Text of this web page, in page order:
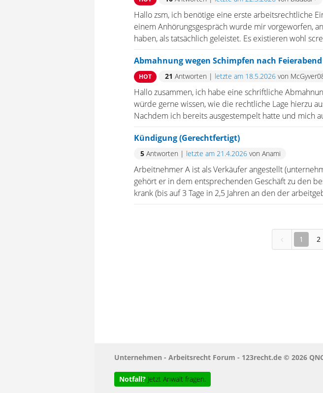
Hallo zsm, ich benötige eine erste arbeitsrechtliche
einem Anhörungsgespräch wurde mir vorgeworfen,
haben, als tatsächlich geleistet. Es existieren wohl
Abmahnung wegen Schimpfen nach Feierabend
HOT 21 Antworten | letzte am 18.5.2026 von
Hallo zusammen, ich habe eine schriftliche
würde gerne wissen, wie die rechtliche Lage hierzu
Nachdem ich bereits ausgestempelt hatte und mich
Kündigung (Gerechtfertigt)
5 Antworten | letzte am 21.4.2026 von Anami
Arbeitnehmer A ist als Verkäufer angestellt
gehört er in dem entsprechenden Geschäft zu den
krank (bis auf 3 Tage in 2,5 Jahren an den der
1 2
Unternehmen - Arbeitsrecht Forum - 123recht.de © 2026
Notfall? Jetzt Anwalt fragen.